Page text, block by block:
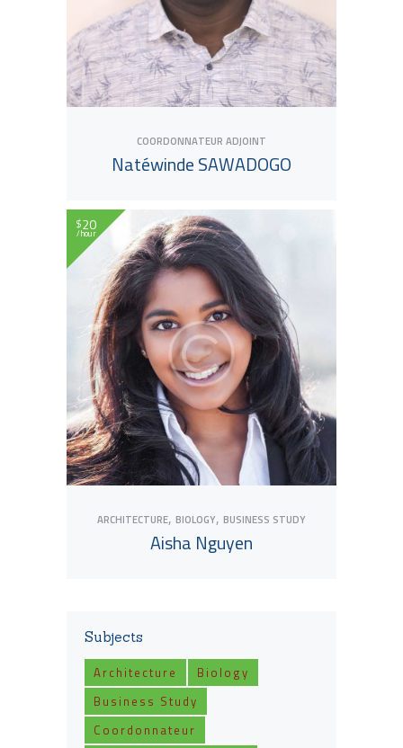
COORDONNATEUR ADJOINT
Natéwinde SAWADOGO
View Tutor
$20
hour
ARCHITECTURE, BIOLOGY, BUSINESS STUDY
Aisha Nguyen
View Tutor
Subjects
Architecture
Biology
Business Study
Coordonnateur